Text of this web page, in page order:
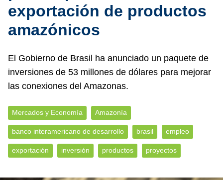
exportación de productos
amazónicos
El Gobierno de Brasil ha anunciado un paquete de
inversiones de 53 millones de dólares para mejorar
las conexiones del Amazonas.
Mercados y Economía Amazonía
banco interamericano de desarrollo brasil empleo
exportación inversión productos proyectos